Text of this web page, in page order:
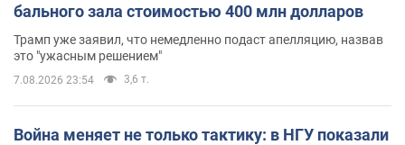
бального зала стоимостью 400 млн долларов
Трамп уже заявил, что немедленно подаст апелляцию, назвав
это "ужасным решением"
7.08.2026 23:54 3,6 т.
Война меняет не только тактику: в НГУ показали